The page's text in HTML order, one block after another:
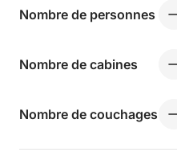
Nombre de personnes
Nombre de cabines
Nombre de couchages